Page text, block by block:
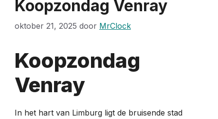
Koopzondag Venray
oktober 21, 2025 door MrClock
Koopzondag
Venray
In het hart van Limburg ligt de bruisende stad